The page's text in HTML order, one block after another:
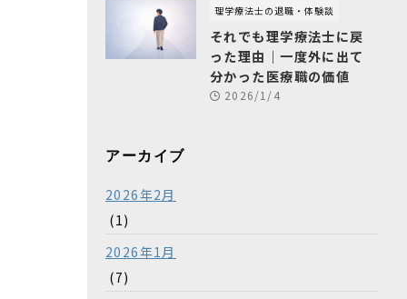
理学療法士の退職・体験談
それでも理学療法士に戻
った理由｜一度外に出て
分かった医療職の価値
2026/1/4
アーカイブ
2026年2月
(1)
2026年1月
(7)